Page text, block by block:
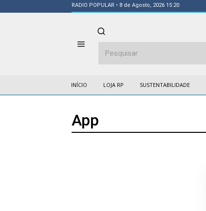
RADIO POPULAR • 8 de Agosto, 2026 15:20
INÍCIO LOJA RP SUSTENTABILIDADE
App